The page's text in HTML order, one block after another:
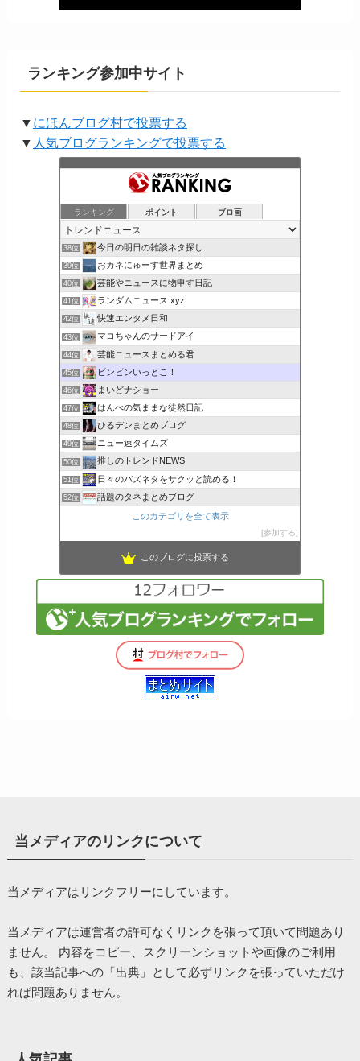
ランキング参加中サイト
▼ にほんブログ村で投票する
▼ 人気ブログランキングで投票する
ランキング ポイント ブロ画
38位 今日の明日の雑談ネタ探し
39位 おカネにゅーす世界まとめ
40位 芸能やニュースに物申す日記
41位 ランダムニュース.xyz
42位 快速エンタメ日和
43位 マコちゃんのサードアイ
44位 芸能ニュースまとめる君
45位 ビンビンいっとこ！
46位 まいどナショー
47位 はんべの気ままな徒然日記
48位 ひるデンまとめブログ
49位 ニュー速タイムズ
50位 推しのトレンドNEWS
51位 日々のバズネタをサクッと読める！
52位 話題のタネまとめブログ
このカテゴリを全て表示
参加する
このブログに投票する
当メディアのリンクについて
当メディアはリンクフリーにしています。
当メディアは運営者の許可なくリンクを張って頂いて問題あり
ません。 内容をコピー、スクリーンショットや画像のご利用
も、該当記事への「出典」として必ずリンクを張っていただけ
れば問題ありません。